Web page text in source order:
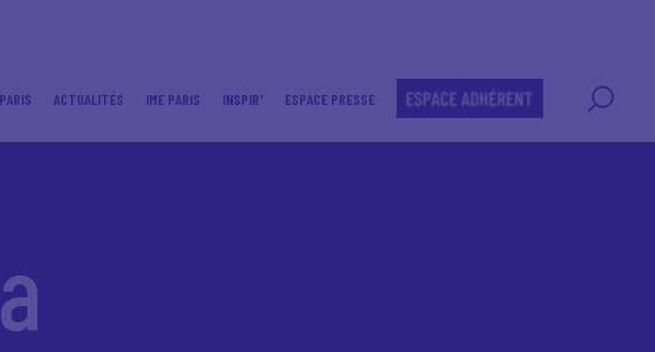
ACTUALITÉS IME PARIS INSPIR' ESPACE PRESSE